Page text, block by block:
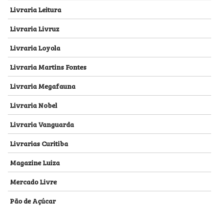
Livraria Leitura
Livraria Livruz
Livraria Loyola
Livraria Martins Fontes
Livraria Megafauna
Livraria Nobel
Livraria Vanguarda
Livrarias Curitiba
Magazine Luiza
Mercado Livre
Pão de Açúcar